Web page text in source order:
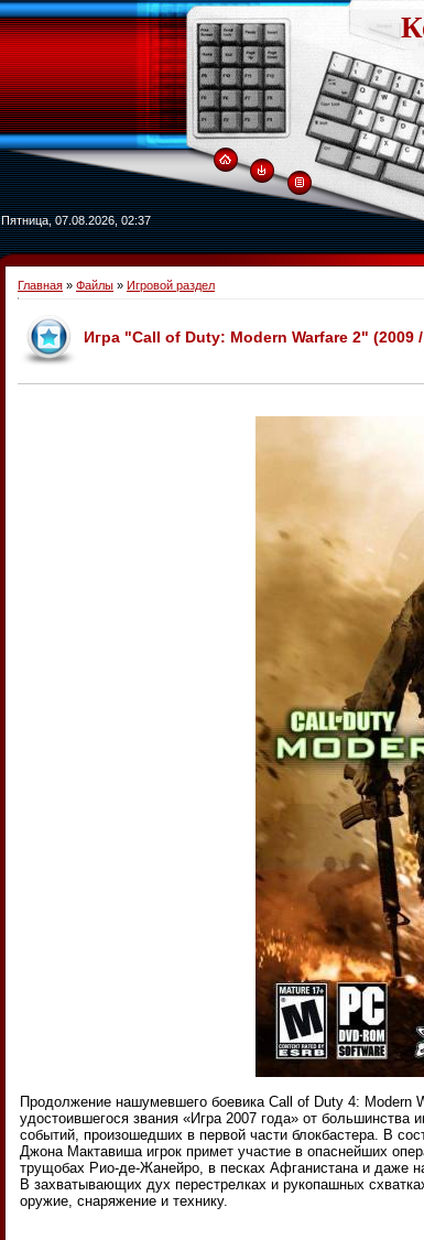
Пятница, 07.08.2026, 02:37
Главная » Файлы » Игровой раздел
Игра "Call of Duty: Modern Warfare 2" (2009
Продолжение нашумевшего боевика Call of Duty 4: Modern
удостоившегося звания «Игра 2007 года» от большинства
событий, произошедших в первой части блокбастера. В
Джона Мактавиша игрок примет участие в опаснейших
трущобах Рио-де-Жанейро, в песках Афганистана и даже
В захватывающих дух перестрелках и рукопашных
оружие, снаряжение и технику.